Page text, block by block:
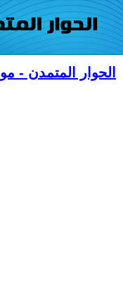
الحوار المتمدن -